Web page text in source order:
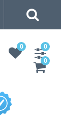
0
0
0